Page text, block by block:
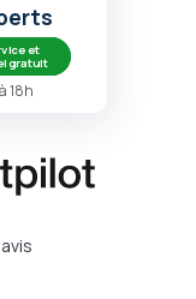
et
gratuit
18h
avis